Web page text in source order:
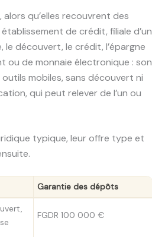
qu’elles recouvrent des
de crédit, filiale d’un
découvert, le crédit, l’épargne
ou de monnaie électronique : son
mobiles, sans découvert ni
qui peut relever de l’un ou
typique, leur offre type et
Garantie des dépôts
FGDR 100 000 €